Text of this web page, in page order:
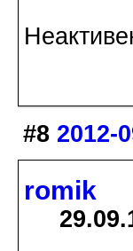
#8 2012-
romik